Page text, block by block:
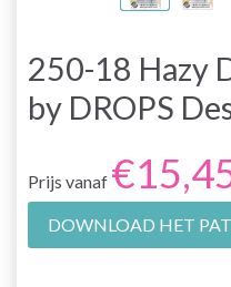
250-18 Hazy
by DROPS
Prijs vanaf
DOWNLOAD HET